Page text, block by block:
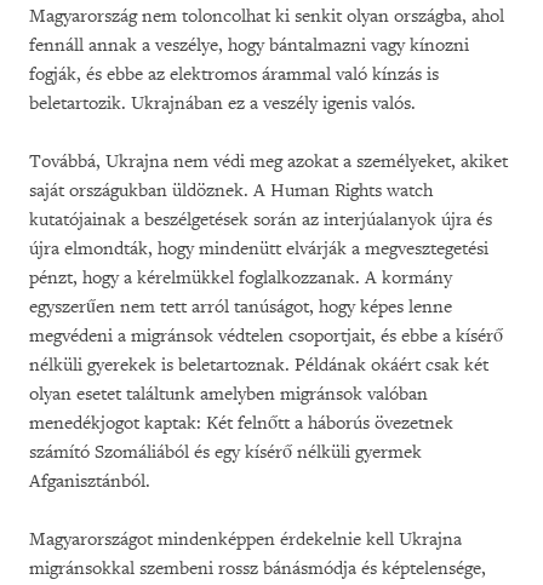
Magyarország nem toloncolhat ki senkit olyan országba, ahol
fennáll annak a veszélye, hogy bántalmazni vagy kínozni
fogják, és ebbe az elektromos árammal való kínzás is
beletartozik. Ukrajnában ez a veszély igenis valós.
Továbbá, Ukrajna nem védi meg azokat a személyeket, akiket
saját országukban üldöznek. A Human Rights watch
kutatójainak a beszélgetések során az interjúalanyok újra és
újra elmondták, hogy mindenütt elvárják a megvesztegetési
pénzt, hogy a kérelmükkel foglalkozzanak. A kormány
egyszerűen nem tett arról tanúságot, hogy képes lenne
megvédeni a migránsok védtelen csoportjait, és ebbe a kísérő
nélküli gyerekek is beletartoznak. Példának okáért csak két
olyan esetet találtunk amelyben migránsok valóban
menedékjogot kaptak: Két felnőtt a háborús övezetnek
számító Szomáliából és egy kísérő nélküli gyermek
Afganisztánból.
Magyarországot mindenképpen érdekelnie kell Ukrajna
migránsokkal szembeni rossz bánásmódja és képtelensége,